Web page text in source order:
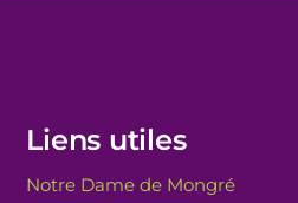
Liens utiles
Notre Dame de Mongré